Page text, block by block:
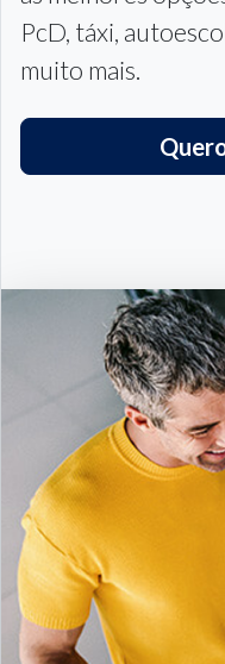
ajudar a investir
segura